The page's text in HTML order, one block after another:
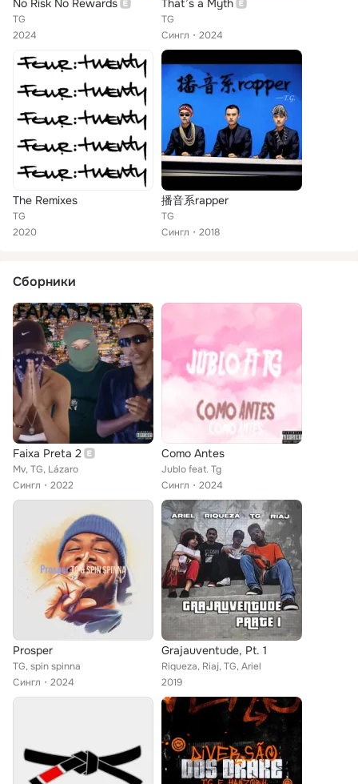
No Risk No Rewards
TG
2024
That’s a Myth
TG
Сингл
2024
The Remixes
TG
2020
播音系rapper
TG
Сингл
2018
Сборники
Faixa Preta 2
Mv, TG, Lázaro
Сингл
2022
Como Antes
Jublo feat. Tg
Сингл
2024
Prosper
TG, spin spinna
Сингл
2024
Grajauventude, Pt. 1
Riqueza, Riaj, TG, Ariel
2019